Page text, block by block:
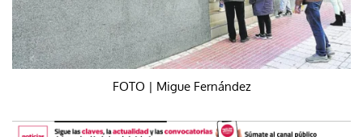
FOTO | Migue Fernández